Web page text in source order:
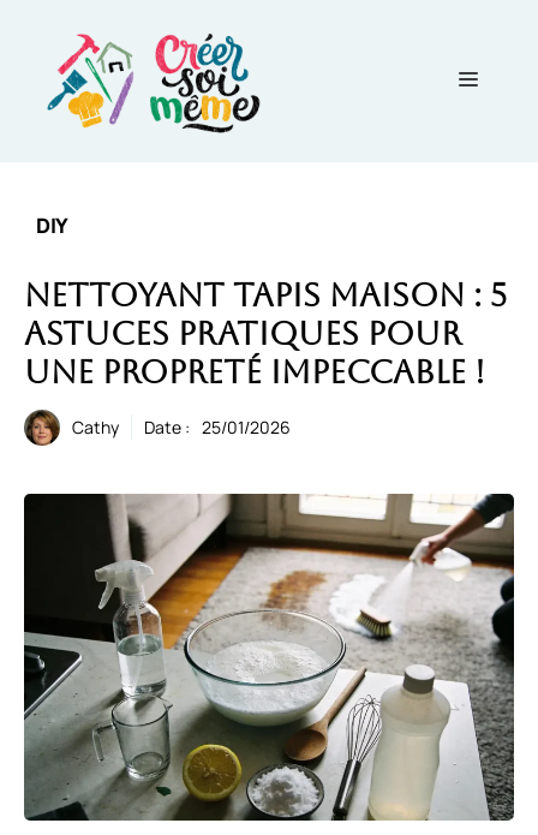
contenu
Menu
DIY
Nettoyant tapis maison : 5
astuces pratiques pour
une propreté impeccable !
Cathy Date : 25/01/2026